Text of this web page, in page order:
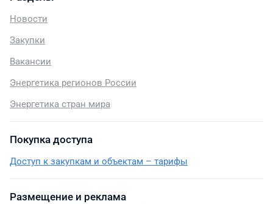
Новости
Закупки
Вакансии
Энергетика регионов России
Энергетика стран мира
Покупка доступа
Доступ к закупкам и объектам – тарифы
Размещение и реклама